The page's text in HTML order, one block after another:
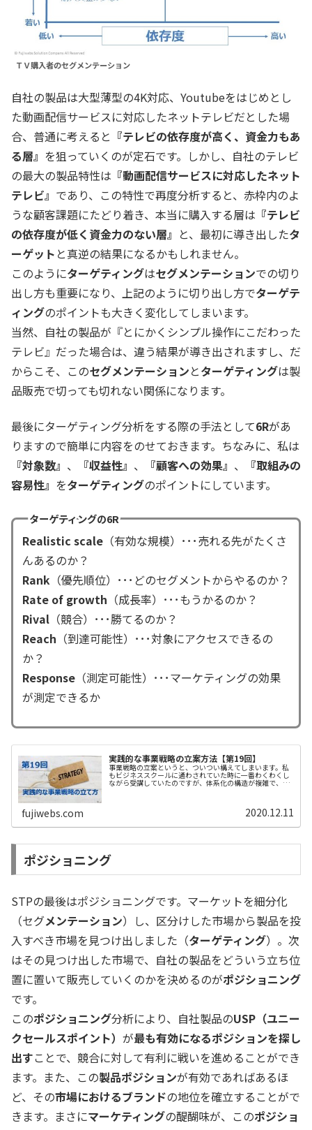
ＴＶ購入者のセグメンテーション
自社の製品は大型薄型の4K対応、Youtubeをはじめとし
た動画配信サービスに対応したネットテレビだとした場
合、普通に考えると 『テレビの依存度が高く、資金力もあ
る層』 を狙っていくのが定石です。しかし、自社のテレビ
の最大の製品特性は 『動画配信サービスに対応したネット
テレビ』 であり、この特性で再度分析すると、赤枠内のよ
うな顧客課題にたどり着き、本当に購入する層は 『テレビ
の依存度が低く資金力のない層』 と、最初に導き出したタ
ーゲット と真逆の結果になるかもしれません。
このようにターゲティングはセグメンテーションでの切り
出し方も重要になり、上記のように切り出し方でターゲテ
ィングのポイントも大きく変化してしまいます。
当然、自社の製品が『とにかくシンプル操作にこだわった
テレビ』だった場合は、違う結果が導き出されますし、だ
からこそ、このセグメンテーションとターゲティングは製
品販売で切っても切れない関係になります。
最後にターゲティング分析をする際の手法として6Rがあ
りますので簡単に内容をのせておきます。ちなみに、私は
『対象数』 、 『収益性』 、 『顧客への効果』 、
『取組みの
容易性』 をターゲティングのポイントにしています。
ターゲティングの6R
Realistic scale（有効な規模）･･･売れる先がたくさ
んあるのか？
Rank （優先順位）･･･どのセグメントからやるのか？
Rate of growth （成長率）･･･もうかるのか？
Rival（競合）･･･勝てるのか？
Reach （到達可能性）･･･対象にアクセスできるの
か？
Response（測定可能性）･･･マーケティングの効果
が測定できるか
実践的な事業戦略の立案方法【第19回】
事業戦略の立案というと、ついつい構えてしまいます。私
もビジネススクールに通わされていた時に一番わくわくし
ながら受講していたのですが、体系化の構造が複雑で、ま
fujiwebs.com 2020.12.11
ポジショニング
STPの最後はポジショニングです。マーケットを細分化
（セグメンテーション）し、区分けした市場から製品を投
入すべき市場を見つけ出しました（ターゲティング）。次
はその見つけ出した市場で、自社の製品をどういう立ち位
置に置いて販売していくのかを決めるのがポジショニング
です。
このポジショニング分析により、自社製品のUSP（ユニー
クセールスポイント） が最も有効になるポジションを探し
出すことで、競合に対して有利に戦いを進めることができ
ます。また、この製品ポジションが有効であればあるほ
ど、その市場におけるブランドの地位を確立することがで
きます。まさにマーケティングの醍醐味が、このポジショ